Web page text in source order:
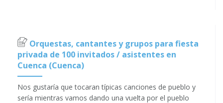
Orquestas, cantantes y grupos para fiesta
privada de 100 invitados / asistentes en
Cuenca (Cuenca)
Nos gustaría que tocaran típicas canciones de pueblo y
sería mientras vamos dando una vuelta por el pueblo